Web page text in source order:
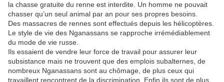
la chasse gratuite du renne est interdite. Un homme ne pouvait
chasser qu’un seul animal par an pour ses propres besoins.
Des massacres de rennes sont effectués depuis les hélicoptères.
Le style de vie des Nganassans se rapproche irrémédiablement
du mode de vie russe.
Ils essaient de vendre leur force de travail pour assurer leur
subsistance mais ne trouvent que des emplois subalternes, de
nombreux Nganassans sont au chômage, de plus ceux qui
travaillent rencontrent de la discrimination. Enfin ils sont de plus